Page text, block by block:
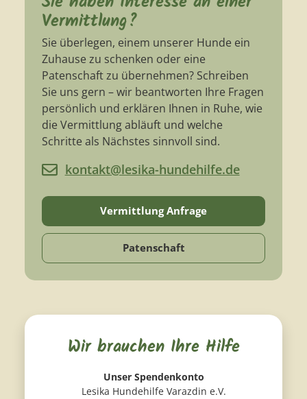
Vermittlung?
Sie überlegen, einem unserer Hunde ein
Zuhause zu schenken oder eine
Patenschaft zu übernehmen? Schreiben
Sie uns gern – wir beantworten Ihre Fragen
persönlich und erklären Ihnen in Ruhe, wie
die Vermittlung abläuft und welche
Schritte als Nächstes sinnvoll sind.
kontakt@lesika-hundehilfe.de
Vermittlung Anfrage
Patenschaft
Wir brauchen Ihre Hilfe
Unser Spendenkonto
Lesika Hundehilfe Varazdin e.V.